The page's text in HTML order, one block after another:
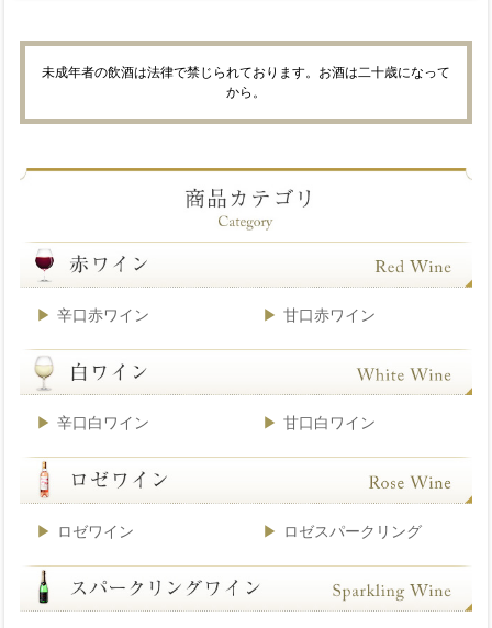
未成年者の飲酒は法律で禁じられております。お酒は二十歳になって
から。
辛口赤ワイン 甘口赤ワイン
辛口白ワイン 甘口白ワイン
ロゼワイン ロゼスパークリング